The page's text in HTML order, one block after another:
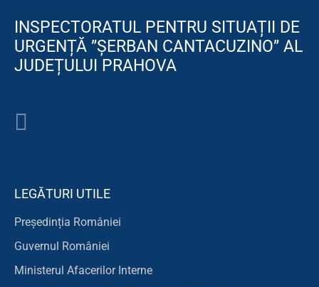
INSPECTORATUL PENTRU SITUAȚII DE
URGENȚĂ ”ȘERBAN CANTACUZINO” AL
JUDEȚULUI PRAHOVA
LEGĂTURI UTILE
Președinția României
Guvernul României
Ministerul Afacerilor Interne